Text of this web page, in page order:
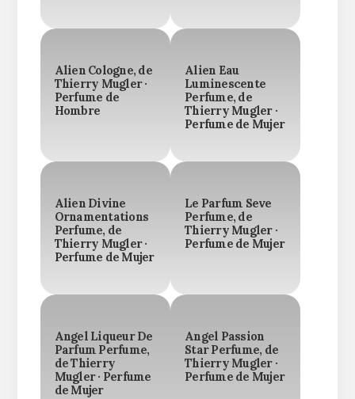
Alien Cologne, de
Thierry Mugler ·
Perfume de
Hombre
Alien Eau
Luminescente
Perfume, de
Thierry Mugler ·
Perfume de Mujer
Alien Divine
Ornamentations
Perfume, de
Thierry Mugler ·
Perfume de Mujer
Le Parfum Seve
Perfume, de
Thierry Mugler ·
Perfume de Mujer
Angel Liqueur De
Parfum Perfume,
de Thierry
Mugler · Perfume
de Mujer
Angel Passion
Star Perfume, de
Thierry Mugler ·
Perfume de Mujer